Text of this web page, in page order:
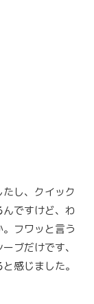
し、クイック
ですけど、わ
フワッと言う
ブだけです、
感じました。